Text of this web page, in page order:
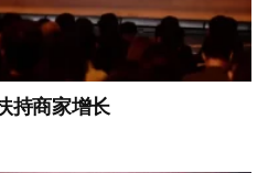
持商家增长